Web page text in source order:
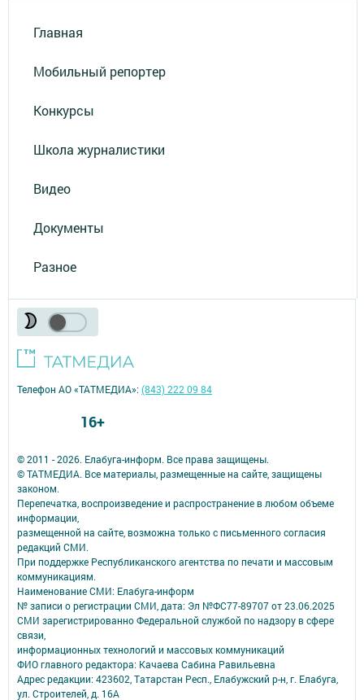
Главная
Мобильный репортер
Конкурсы
Школа журналистики
Видео
Документы
Разное
© 2011 - 2026. Елабуга-информ. Все права защищены.
© ТАТМЕДИА. Все материалы, размещенные на сайте, защищены
законом.
Перепечатка, воспроизведение и распространение в любом объеме
информации,
размещенной на сайте, возможна только с письменного согласия
редакций СМИ.
При поддержке Республиканского агентства по печати и массовым
коммуникациям.
Наименование СМИ: Елабуга-информ
№ записи о регистрации СМИ, дата: Эл №ФС77-89707 от 23.06.2025
СМИ зарегистрированно Федеральной службой по надзору в сфере
связи,
информационных технологий и массовых коммуникаций
ФИО главного редактора: Качаева Сабина Равильевна
Адрес редакции: 423602, Татарстан Респ., Елабужский р-н, г. Елабуга,
ул. Строителей, д. 16А
Телефон АО «ТАТМЕДИА»:(843) 222 09 84
16+